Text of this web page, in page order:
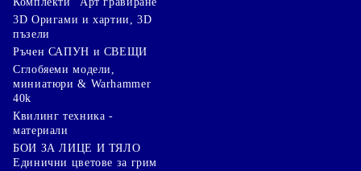
3D Оригами и хартии, 3D
пъзели
Ръчен САПУН и СВЕЩИ
Сглобяеми модели,
миниатюри & Warhammer
40k
Квилинг техника -
материали
БОИ ЗА ЛИЦЕ И ТЯЛО
Единични цветове за грим